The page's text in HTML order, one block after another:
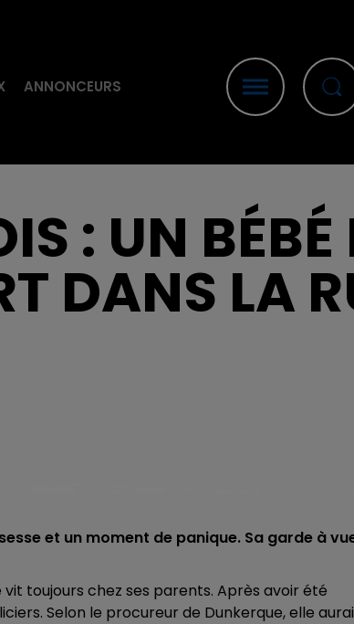
ANNONCEURS
: UN BÉBÉ
DANS LA
et un moment de panique. Sa garde à
vit toujours chez ses parents. Après avoir été
Selon le procureur de Dunkerque, elle